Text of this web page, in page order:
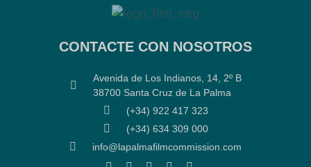
CONTACTE CON NOSOTROS
Avenida de Los Indianos, 14, 2º B
38700 Santa Cruz de La Palma
(+34) 922 417 323
(+34) 634 309 000
info@lapalmafilmcommission.com